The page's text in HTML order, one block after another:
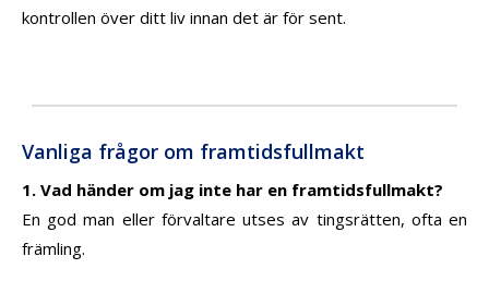
kontrollen över ditt liv innan det är för sent.
Vanliga frågor om framtidsfullmakt
1. Vad händer om jag inte har en framtidsfullmakt?
En god man eller förvaltare utses av tingsrätten, ofta en
främling.